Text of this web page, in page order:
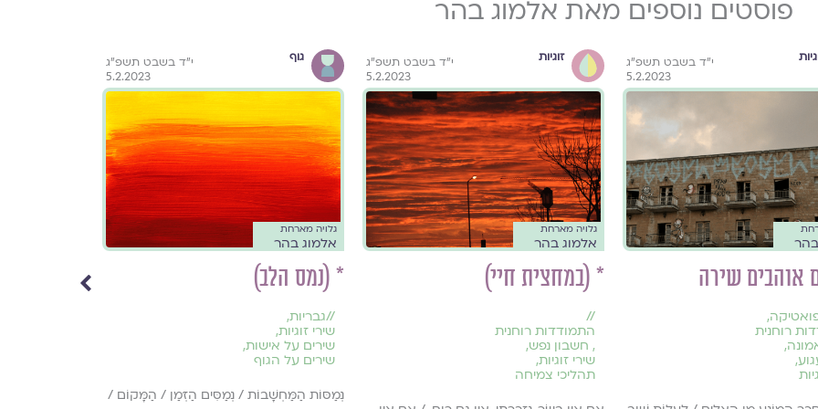
פוסטים נוספים מאת אלמוג בהר
י״ד בשבט תשפ״ג
5.2.2023
אוהבים שירה
,
רוחנית
,
,
זוגיות
י״ד בשבט תשפ״ג
5.2.2023
גלויה מארחת
אלמוג בהר
* (במחצית חיי)
//
התמודדות רוחנית
, חשבון נפש,
שירי זוגיות,
תהליכי צמיחה
גוף
י״ד בשבט תשפ״ג
5.2.2023
גלויה מארחת
אלמוג בהר
* (נמס הלב)
//גבריות,
שירי זוגיות,
שירים על אישות,
שירים על הגוף
נְמַסּוֹת הַמַּחְשָׁבוֹת / נְמַסִּים הַזְּמַן / הַמָּקוֹם /
* (חלמתי)